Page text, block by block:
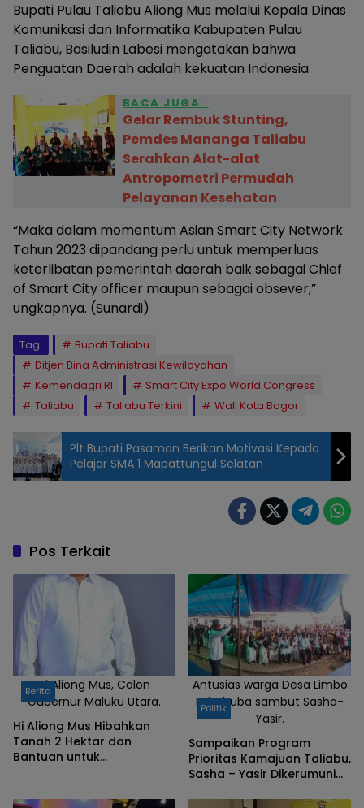
Bupati Pulau Taliabu Aliong Mus melalui Kepala Dinas
Komunikasi dan Informatika Kabupaten Pulau
Taliabu, Basiludin Labesi mengatakan bahwa
Penguatan Daerah adalah kekuatan Indonesia.
BACA JUGA :
Gelar Rembuk Stunting,
Pemdes Mananga Taliabu
Serahkan Alat-alat
Antropometri Permudah
Pelayanan Kesehatan
“Maka dalam momentum Asian Smart City Network
Tahun 2023 dipandang perlu untuk memperluas
keterlibatan pemerintah daerah baik sebagai Chief
of Smart City officer maupun sebagai obsever,”
ungkapnya. (Sunardi)
Tag:
Bupati Taliabu
Ditjen Bina Administrasi Kewilayahan
Kemendagri RI
Smart City Expo World Congress
Taliabu
Taliabu Terkini Wali Kota Bogor
Plt Bupati Pasaman Berikan Motivasi Kepada
Pelajar SMA 1 Mapattungul Selatan
Pos Terkait
Hi Aliong Mus, Calon
Gubernur Maluku Utara.
Berita
Hi Aliong Mus Hibahkan
Tanah 2 Hektar dan
Bantuan untuk
Antusias warga Desa Limbo
Lohobuba sambut Sasha-
Yasir.
Politik
Sampaikan Program
Prioritas Kamajuan Taliabu,
Sasha – Yasir Dikerumuni
Lohobuba